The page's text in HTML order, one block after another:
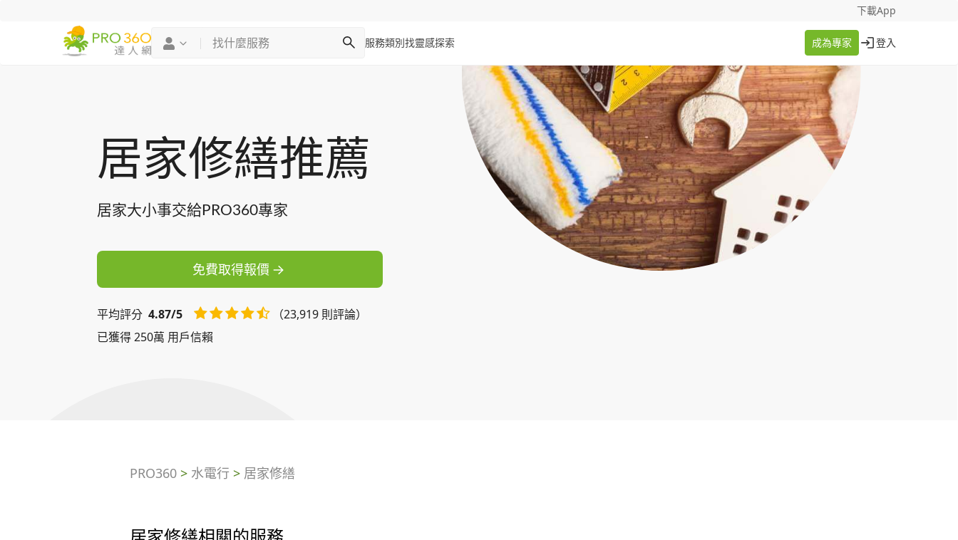
下載App
服務類別找靈感探索 成為專家 登入
成為專家
登入
居家修繕推薦
居家大小事交給PRO360專家
免費取得報價
平均評分 4.87/5
（23,919 則評論）
已獲得 250萬 用戶信賴
PRO360> 水電行 > 居家修繕